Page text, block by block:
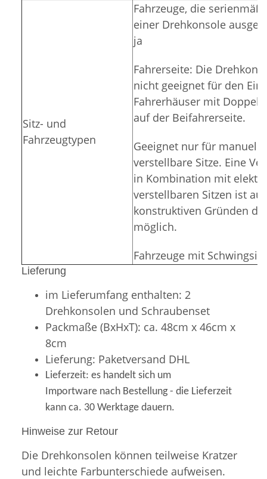
Sitz- und
Fahrzeugtypen
Fahrzeuge, die
einer Drehkonsole
ja
Fahrerseite: Die
nicht geeignet für den
Fahrerhäuser mit
auf der Beifahrerseite.
Geeignet nur für manuell
verstellbare Sitze. Eine
in Kombination mit
verstellbaren Sitzen ist aus
konstruktiven Gründen
möglich.
Fahrzeuge mit
Lieferung
im Lieferumfang enthalten: 2
Drehkonsolen und Schraubenset
Packmaße (BxHxT): ca. 48cm x 46cm x
8cm
Lieferung: Paketversand DHL
Lieferzeit: es handelt sich um
Importware nach Bestellung - die Lieferzeit
kann ca. 30 Werktage dauern.
Hinweise zur Retour
Die Drehkonsolen können teilweise Kratzer
und leichte Farbunterschiede aufweisen.